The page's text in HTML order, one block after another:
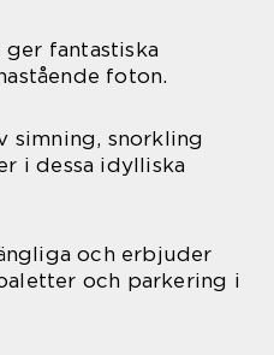
fantastiska
foton.
simning, snorkling
i dessa idylliska
och erbjuder
och parkering i